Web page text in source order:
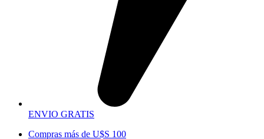
ENVIO GRATIS
Compras más de U$S 100